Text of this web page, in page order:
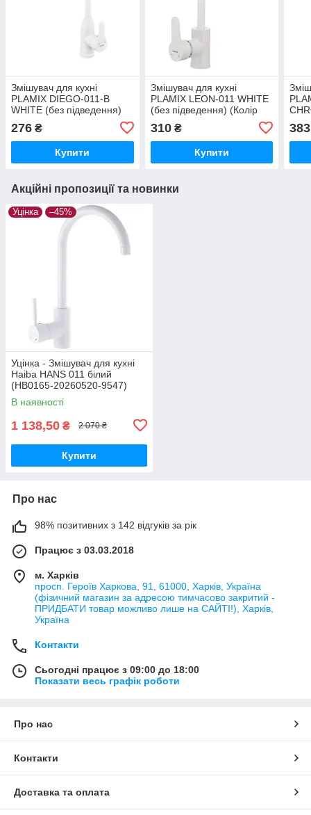
Змішувач для кухні
PLAMIX DIEGO-011-B
WHITE (без підведення)
276 ₴
Купити
Змішувач для кухні
PLAMIX LEON-011 WHITE
(без підведення) (Колір
310₴
Купити
383
Акційні пропозиції та новинки
Уцінка –45%
Уцінка - Змішувач для кухні
Haiba HANS 011 білий
(HB0165-20260520-9547)
В наявності
1 138,50 ₴ 2 070 ₴
Купити
Про нас
98% позитивних з 142 відгуків за рік
Працює з 03.03.2018
м. Харків
просп. Героїв Харкова, 91, 61000, Харків, Україна
(фізичний магазин за адресою тимчасово закритий -
ПРИДБАТИ товар можливо лише на САЙТІ!), Харків,
Україна
Контакти
Сьогодні працює з 09:00 до 18:00
Показати весь графік роботи
Про нас
Контакти
Доставка та оплата